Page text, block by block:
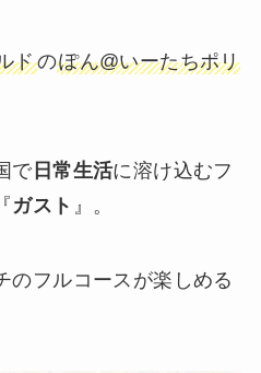
ドのぽん@いーたちポリ
で日常生活に溶け込むフ
ガスト 』。
のフルコースが楽しめる